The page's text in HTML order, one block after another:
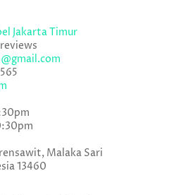
reviews
Malaka Sari
13460